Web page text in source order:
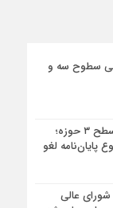
سطوح سه و
تسهیل در فرآیند فارغ‌التحصیلی سطح ۳ حوزه؛
موضوع پایان‌نامه لغو
جلسه ۳۶۸ مورخ ۷۴.۱۱.۳ شورای عالی